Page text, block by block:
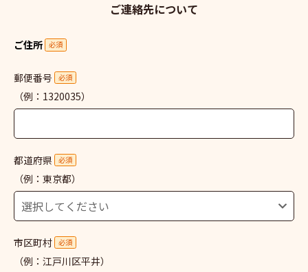
ご連絡先について
ご住所 必須
郵便番号 必須
（例：1320035）
都道府県 必須
（例：東京都）
市区町村 必須
（例：江戸川区平井）